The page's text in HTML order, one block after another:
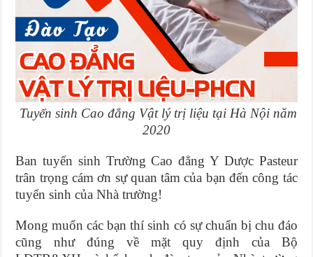
Tuyển sinh Cao đẳng Vật lý trị liệu tại Hà Nội năm
2020
Ban tuyển sinh Trường Cao đẳng Y Dược Pasteur
trân trọng cám ơn sự quan tâm của bạn đến công tác
tuyển sinh của Nhà trường!
Mong muốn các bạn thí sinh có sự chuẩn bị chu đáo
cũng như đúng về mặt quy định của Bộ